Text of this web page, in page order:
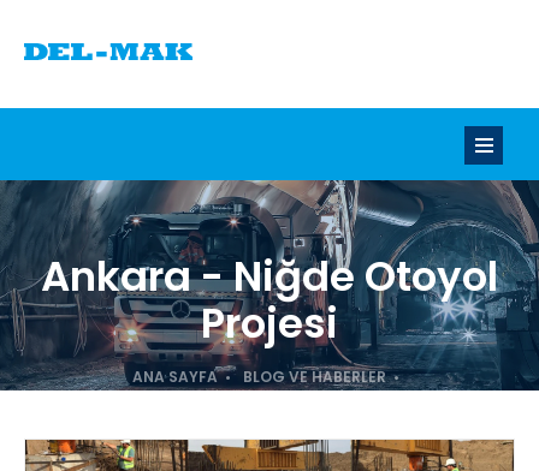
Ankara - Niğde Otoyol
Projesi
ANA SAYFA
BLOG VE HABERLER